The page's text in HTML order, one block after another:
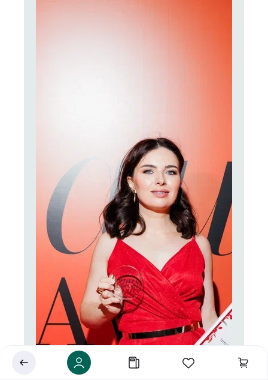
Укажите ваш город
Это важно для корректной работы Экоразноса и
дальнейших персональных функций сервиса.